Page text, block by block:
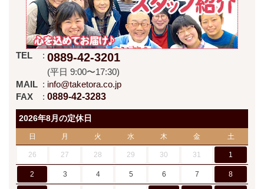
TEL 0889-42-3201
(平日 9:00〜17:30)
MAIL
info@taketora.co.jp
FAX
0889-42-3283
2026年8月の定休日
日 月 火 水 木 金 土
26 27 28 29 30 31 1
2 3 4 5 6 7 8